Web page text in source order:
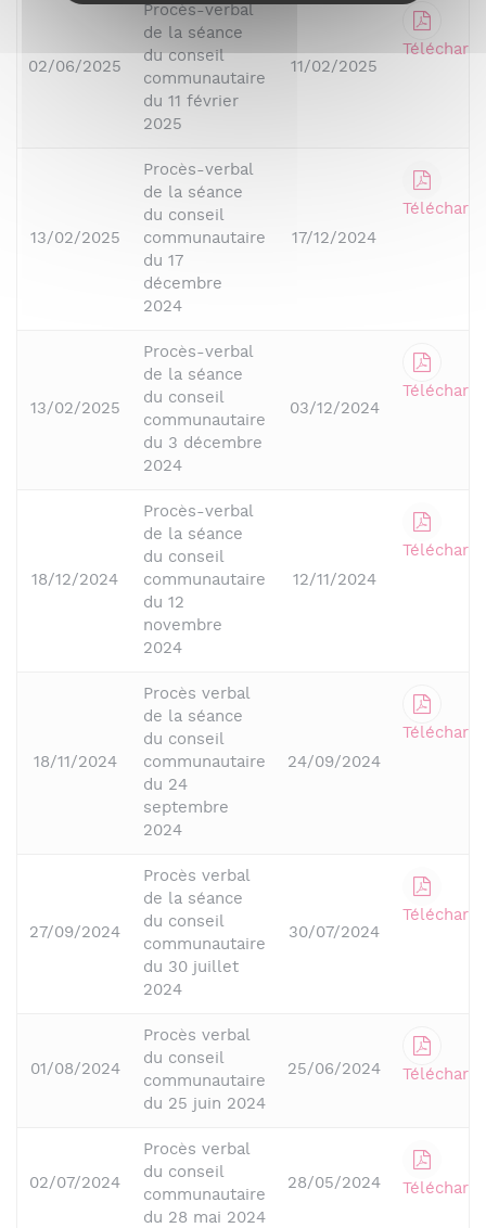
02/06/2025
Procès-verbal
de la séance
du conseil
communautaire
du 11 février
2025
11/02/2025
13/02/2025
Procès-verbal
de la séance
du conseil
communautaire
du 17
décembre
2024
17/12/2024
13/02/2025
Procès-verbal
de la séance
du conseil
communautaire
du 3 décembre
2024
03/12/2024
18/12/2024
Procès-verbal
de la séance
du conseil
communautaire
du 12
novembre
2024
12/11/2024
18/11/2024
Procès verbal
de la séance
du conseil
communautaire
du 24
septembre
2024
24/09/2024
27/09/2024
Procès verbal
de la séance
du conseil
communautaire
du 30 juillet
2024
30/07/2024
01/08/2024
Procès verbal
du conseil
communautaire
du 25 juin 2024
25/06/2024
02/07/2024
Procès verbal
du conseil
communautaire
du 28 mai 2024
28/05/2024